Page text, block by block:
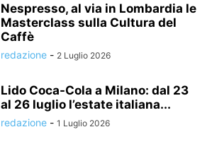
Nespresso, al via in Lombardia le
Masterclass sulla Cultura del
Caffè
redazione - 2 Luglio 2026
Lido Coca-Cola a Milano: dal 23
al 26 luglio l’estate italiana...
redazione - 1 Luglio 2026